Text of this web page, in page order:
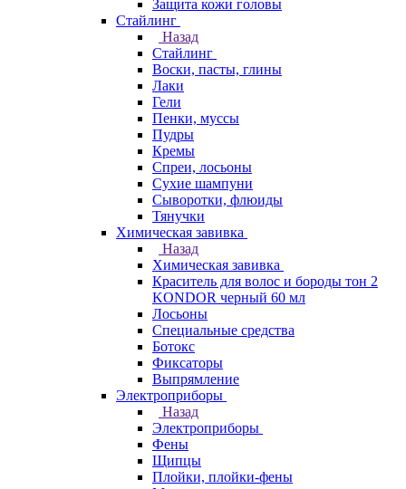
Защита кожи головы
Стайлинг
Назад
Стайлинг
Воски, пасты, глины
Лаки
Гели
Пенки, муссы
Пудры
Кремы
Спреи, лосьоны
Сухие шампуни
Сыворотки, флюиды
Тянучки
Химическая завивка
Назад
Химическая завивка
Краситель для волос и бороды тон 2
KONDOR черный 60 мл
Лосьоны
Специальные средства
Ботокс
Фиксаторы
Выпрямление
Электроприборы
Назад
Электроприборы
Фены
Щипцы
Плойки, плойки-фены